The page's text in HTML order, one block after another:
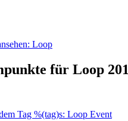
Loop
für Loop
Tag %(tag)s: Loop Event